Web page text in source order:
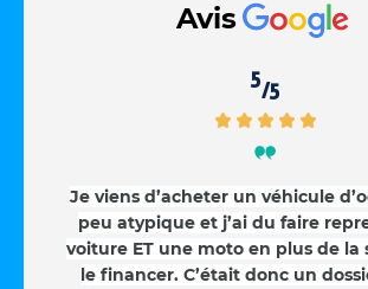
Avis
5/5
Je viens d’acheter un véhicule
peu atypique et j’ai du faire
voiture ET une moto en plus de la
le financer. C’était donc un